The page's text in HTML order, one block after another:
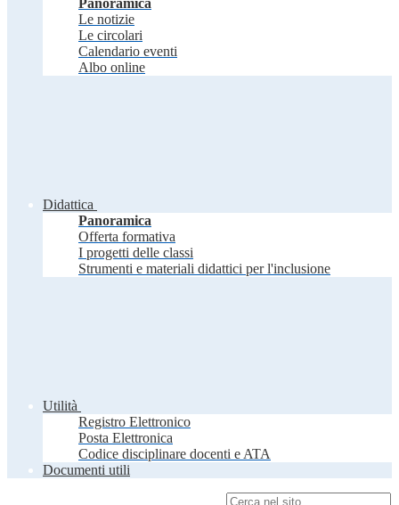
Panoramica
Le notizie
Le circolari
Calendario eventi
Albo online
Didattica
Panoramica
Offerta formativa
I progetti delle classi
Strumenti e materiali didattici per l'inclusione
Utilità
Registro Elettronico
Posta Elettronica
Codice disciplinare docenti e ATA
Documenti utili